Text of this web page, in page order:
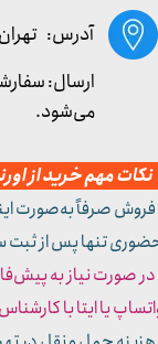
آدرس:
مهم خرید از
صرفاً به‌صورت
تنها پس از ثبت
صورت نیاز به
یا ایتا با کارشناس فروش
ارسال:
می‌شود.